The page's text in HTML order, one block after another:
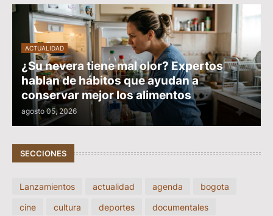
ACTUALIDAD
¿Su nevera tiene mal olor? Expertos
hablan de hábitos que ayudan a
conservar mejor los alimentos
agosto 05, 2026
SECCIONES
Lanzamientos actualidad agenda
bogota
cine
cultura deportes
documentales